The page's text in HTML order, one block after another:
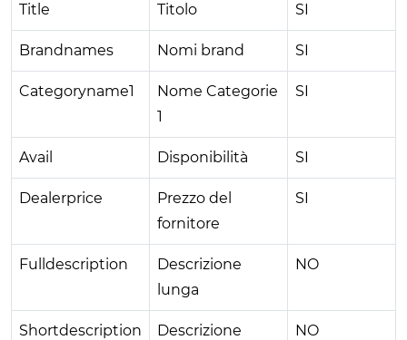
Title Titolo SI
Brandnames Nomi brand SI
Categoryname1
Nome Categorie
1
SI
Avail Disponibilità SI
Dealerprice
Prezzo del
fornitore
SI
Fulldescription
Descrizione
lunga
NO
Shortdescription
Descrizione
NO